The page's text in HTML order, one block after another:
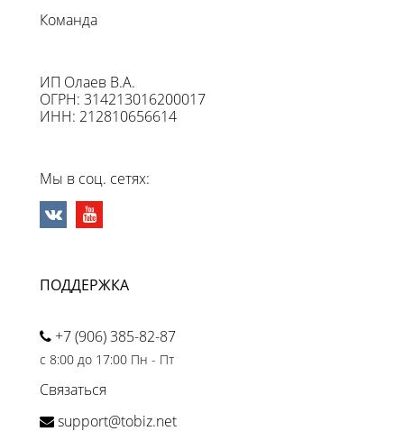
Команда
ИП Олаев В.А.
ОГРН: 314213016200017
ИНН: 212810656614
Мы в соц. сетях:
ПОДДЕРЖКА
+7 (906) 385-82-87
с 8:00 до 17:00 Пн - Пт
Связаться
support@tobiz.net